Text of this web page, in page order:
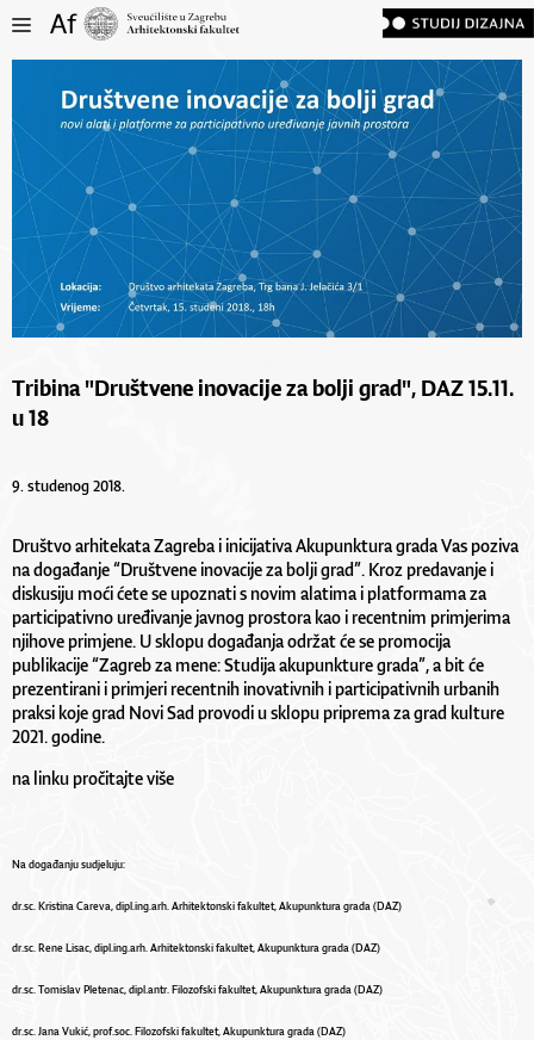
Tribina "Društvene inovacije za bolji grad", DAZ 15.11.
u 18
9. studenog 2018.
Društvo arhitekata Zagreba i inicijativa Akupunktura grada Vas poziva
na događanje “Društvene inovacije za bolji grad”. Kroz predavanje i
diskusiju moći ćete se upoznati s novim alatima i platformama za
participativno uređivanje javnog prostora kao i recentnim primjerima
njihove primjene. U sklopu događanja održat će se promocija
publikacije “Zagreb za mene: Studija akupunkture grada”, a bit će
prezentirani i primjeri recentnih inovativnih i participativnih urbanih
praksi koje grad Novi Sad provodi u sklopu priprema za grad kulture
2021. godine.
na linku pročitajte više
Na događanju sudjeluju:
dr.sc. Kristina Careva, dipl.ing.arh. Arhitektonski fakultet, Akupunktura grada (DAZ)
dr.sc. Rene Lisac, dipl.ing.arh. Arhitektonski fakultet, Akupunktura grada (DAZ)
dr.sc. Tomislav Pletenac, dipl.antr. Filozofski fakultet, Akupunktura grada (DAZ)
dr.sc. Jana Vukić, prof.soc. Filozofski fakultet, Akupunktura grada (DAZ)